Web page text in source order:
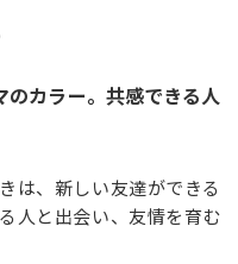
カラー。共感できる人
は、新しい友達ができる
人と出会い、友情を育む